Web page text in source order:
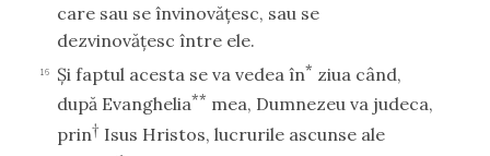
care sau se învinovăţesc, sau se
dezvinovăţesc între ele.
16 Şi faptul acesta se va vedea în* ziua când,
după Evanghelia** mea, Dumnezeu va judeca,
prin† Isus Hristos, lucrurile ascunse ale